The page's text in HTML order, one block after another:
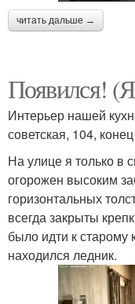
читать дальше →
Появился!
Интерьер нашей
советская, 104,
На улице я только в
огорожен высоким
горизонтальных
всегда закрыты
было идти к старому
находился ледник.